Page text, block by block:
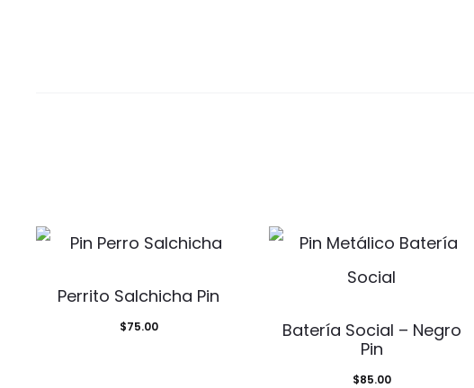
Perrito Salchicha Pin
$75.00
Batería Social – Negro
Pin
$85.00